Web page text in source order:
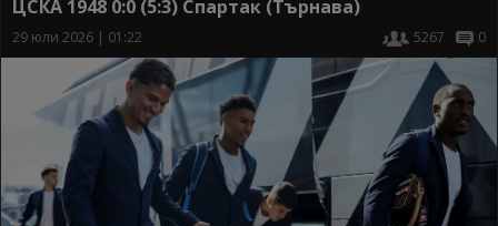
ЦСКА 1948 0:0 (5:3) Спартак (Търнава)
29 юли 2026 | 01:22 5267 0